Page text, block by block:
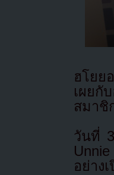
ฮโยย
เผยกั
สมาชิ
วันที่
อย่าง